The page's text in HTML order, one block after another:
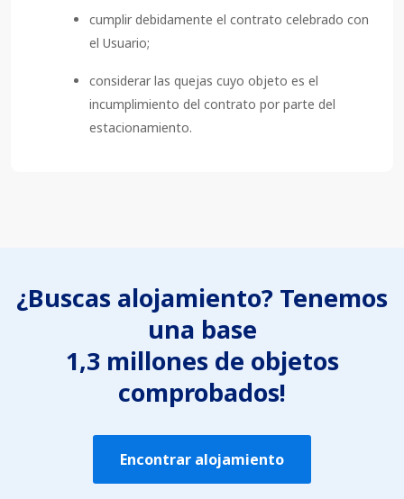
cumplir debidamente el contrato celebrado con
el Usuario;
considerar las quejas cuyo objeto es el
incumplimiento del contrato por parte del
estacionamiento.
¿Buscas alojamiento? Tenemos
una base
1,3 millones de objetos
comprobados!
Encontrar alojamiento